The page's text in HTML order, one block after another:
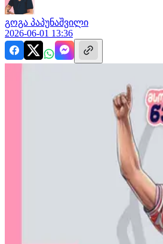
გოგა პაპუნაშვილი
2026-06-01 13:36